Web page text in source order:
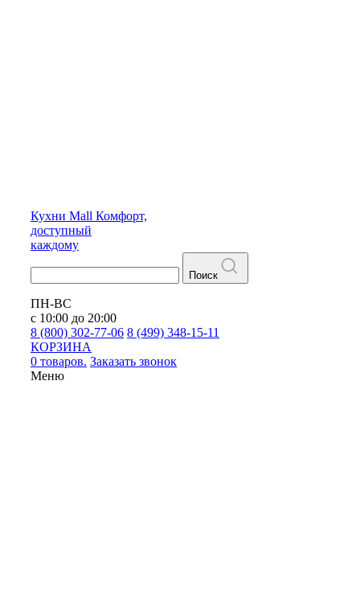
Кухни Mall Комфорт,
доступный
каждому
Поиск
ПН-ВС
с 10:00 до 20:00
8 (800) 302-77-06 8 (499) 348-15-11
КОРЗИНА
0 товаров. Заказать звонок
Меню